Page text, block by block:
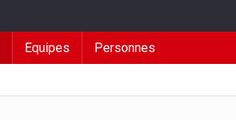
Equipes Personnes